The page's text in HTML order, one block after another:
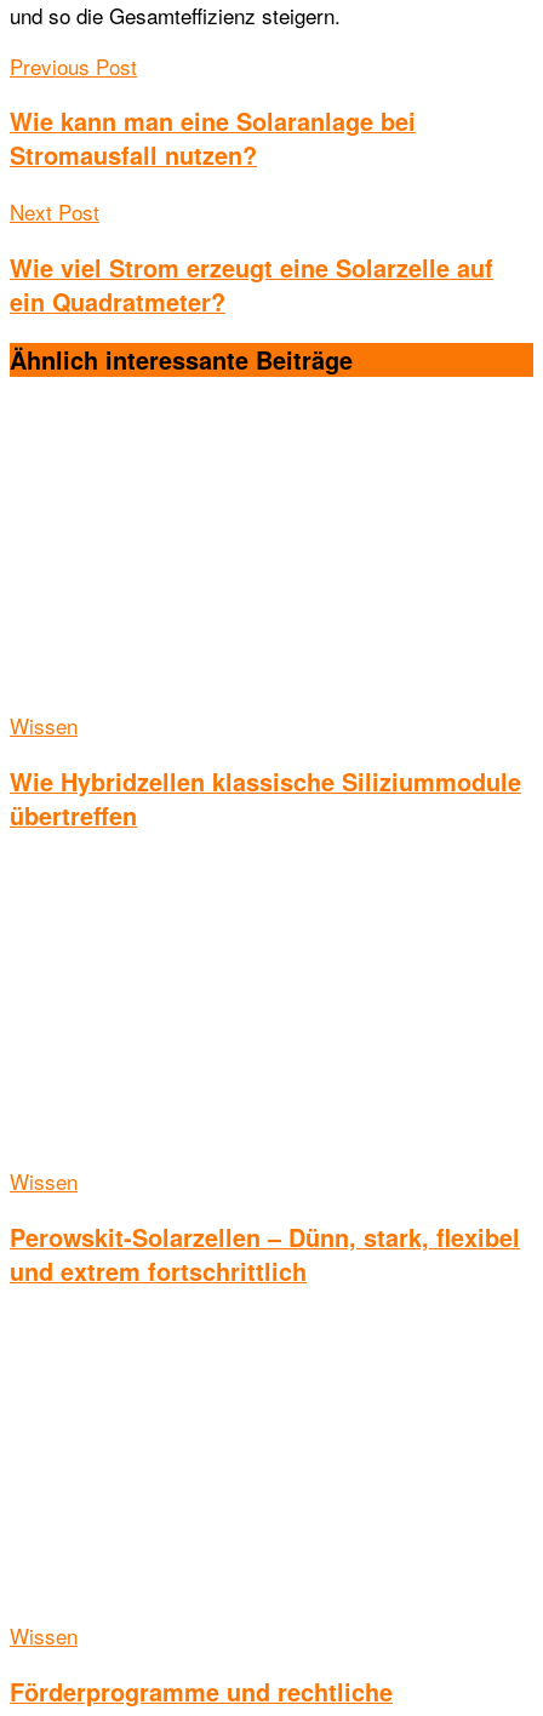
und so die Gesamteffizienz steigern.
Previous Post
Wie kann man eine Solaranlage bei
Stromausfall nutzen?
Next Post
Wie viel Strom erzeugt eine Solarzelle auf
ein Quadratmeter?
Ähnlich interessante Beiträge
Wissen
Wie Hybridzellen klassische Siliziummodule
übertreffen
Wissen
Perowskit-Solarzellen – Dünn, stark, flexibel
und extrem fortschrittlich
Wissen
Förderprogramme und rechtliche